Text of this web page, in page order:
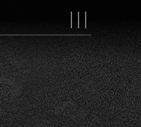
MAIN